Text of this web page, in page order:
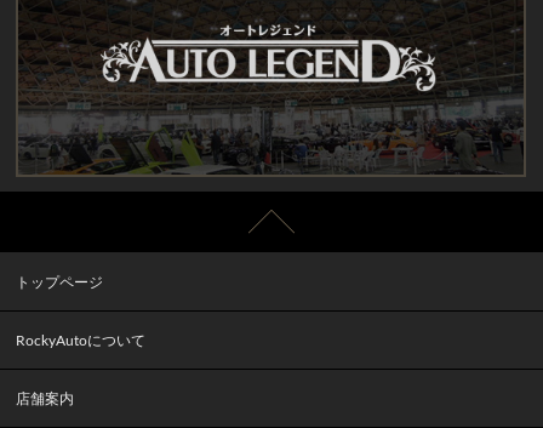
トップページ
RockyAutoについて
店舗案内